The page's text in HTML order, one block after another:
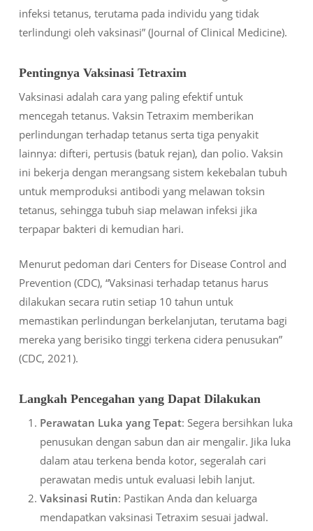
infeksi tetanus, terutama pada individu yang tidak
terlindungi oleh vaksinasi” (Journal of Clinical Medicine).
Pentingnya Vaksinasi Tetraxim
Vaksinasi adalah cara yang paling efektif untuk
mencegah tetanus. Vaksin Tetraxim memberikan
perlindungan terhadap tetanus serta tiga penyakit
lainnya: difteri, pertusis (batuk rejan), dan polio. Vaksin
ini bekerja dengan merangsang sistem kekebalan tubuh
untuk memproduksi antibodi yang melawan toksin
tetanus, sehingga tubuh siap melawan infeksi jika
terpapar bakteri di kemudian hari.
Menurut pedoman dari Centers for Disease Control and
Prevention (CDC), “Vaksinasi terhadap tetanus harus
dilakukan secara rutin setiap 10 tahun untuk
memastikan perlindungan berkelanjutan, terutama bagi
mereka yang berisiko tinggi terkena cidera penusukan”
(CDC, 2021).
Langkah Pencegahan yang Dapat Dilakukan
Perawatan Luka yang Tepat: Segera bersihkan luka
penusukan dengan sabun dan air mengalir. Jika luka
dalam atau terkena benda kotor, segeralah cari
perawatan medis untuk evaluasi lebih lanjut.
Vaksinasi Rutin: Pastikan Anda dan keluarga
mendapatkan vaksinasi Tetraxim sesuai jadwal.